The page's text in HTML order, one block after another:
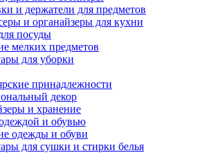
и держатели для предметов
и органайзеры для кухни
посуды
мелких предметов
для уборки
принадлежности
декор
и хранение
и обувью
одежды и обуви
для сушки и стирки белья